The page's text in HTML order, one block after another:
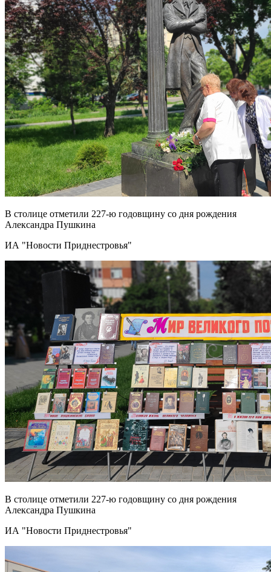
В столице отметили 227-ю годовщину со дня рождения
Александра Пушкина
ИА "Новости Приднестровья"
В столице отметили 227-ю годовщину со дня рождения
Александра Пушкина
ИА "Новости Приднестровья"